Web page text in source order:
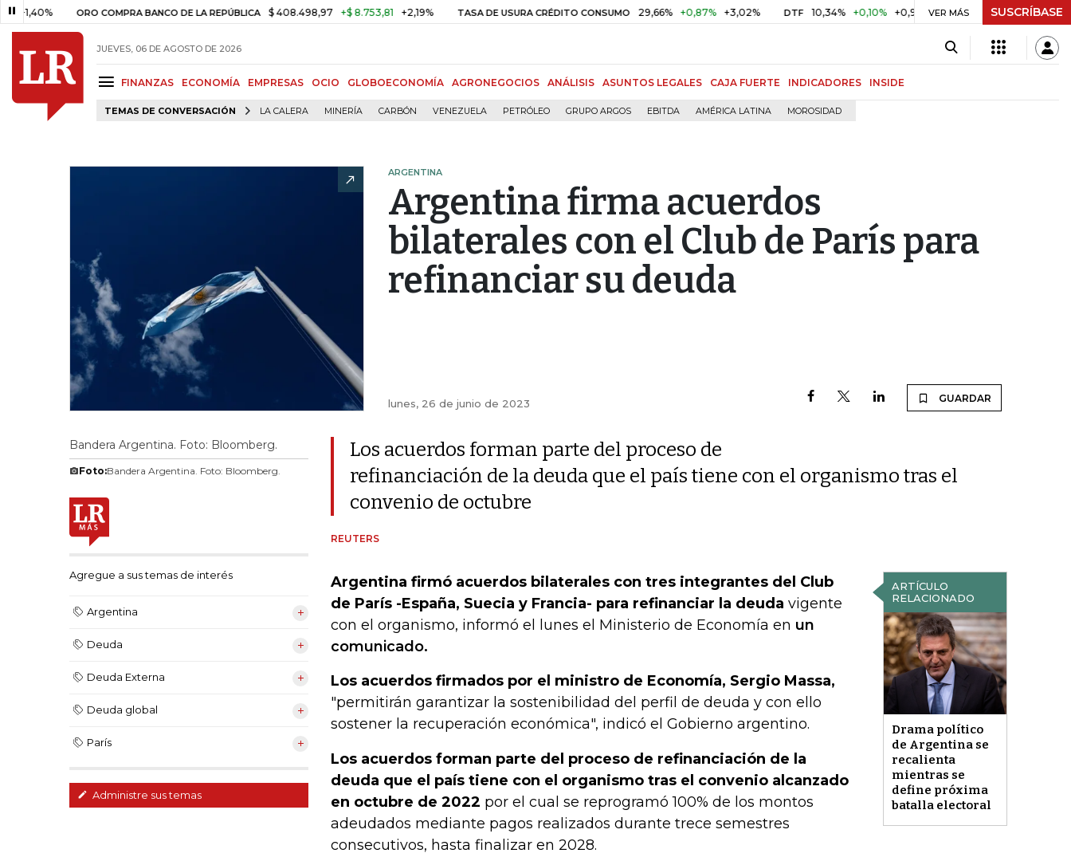
ORO COMPRA BANCO DE LA REPÚBLICA $ 408.498,97 +$ 8.753,81 +2,19% TASA DE USURA CRÉDITO CONSUMO 29,66% +0,87% +3,02% DTF 10,34% +0,10% +0,98% UVR $ 416,86 +$ 0,05 +0,01%
VER MÁS SUSCRÍBASE
JUEVES, 06 DE AGOSTO DE 2026
FINANZAS ECONOMÍA EMPRESAS OCIO GLOBOECONOMÍA AGRONEGOCIOS ANÁLISIS ASUNTOS LEGALES CAJA FUERTE INDICADORES INSIDE
TEMAS DE CONVERSACIÓN LA CALERA MINERÍA CARBÓN VENEZUELA PETRÓLEO GRUPO ARGOS EBITDA AMÉRICA LATINA MOROSIDAD
ARGENTINA
Argentina firma acuerdos
bilaterales con el Club de París para
refinanciar su deuda
lunes, 26 de junio de 2023 GUARDAR
Bandera Argentina. Foto: Bloomberg.
Foto:Bandera Argentina. Foto: Bloomberg.
Agregue a sus temas de interés
Argentina
Deuda
Deuda Externa
Deuda global
París
Administre sus temas
Los acuerdos forman parte del proceso de
refinanciación de la deuda que el país tiene con el organismo tras el
convenio de octubre
REUTERS
ARTÍCULO
RELACIONADO
Drama político
de Argentina se
recalienta
mientras se
define próxima
batalla electoral
Argentina firmó acuerdos bilaterales con tres integrantes del Club
de París -España, Suecia y Francia- para refinanciar la deuda vigente
con el organismo, informó el lunes el Ministerio de Economía en un
comunicado.
Los acuerdos firmados por el ministro de Economía, Sergio Massa,
"permitirán garantizar la sostenibilidad del perfil de deuda y con ello
sostener la recuperación económica", indicó el Gobierno argentino.
Los acuerdos forman parte del proceso de refinanciación de la
deuda que el país tiene con el organismo tras el convenio alcanzado
en octubre de 2022 por el cual se reprogramó 100% de los montos
adeudados mediante pagos realizados durante trece semestres
consecutivos, hasta finalizar en 2028.